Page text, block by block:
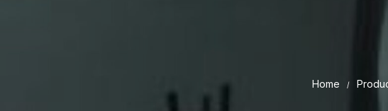
Home